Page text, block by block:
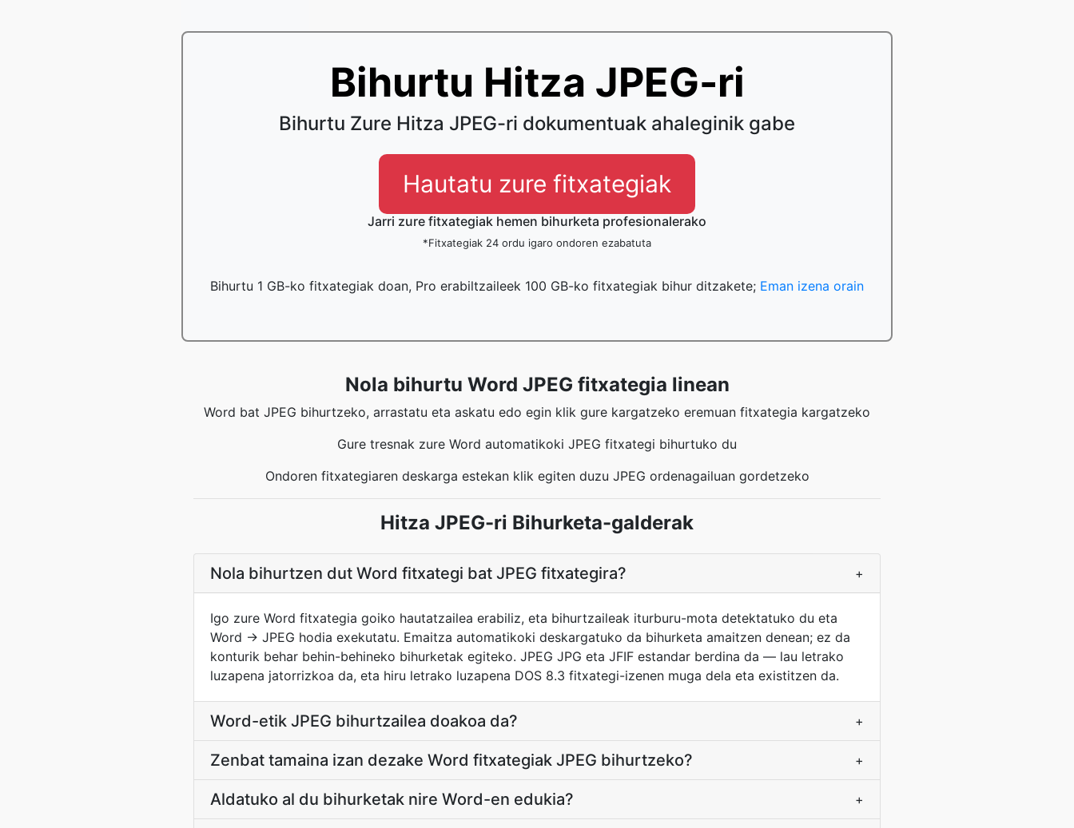
Bihurtu Hitza JPEG-ri
Bihurtu Zure Hitza JPEG-ri dokumentuak ahaleginik gabe
Hautatu zure fitxategiak
Jarri zure fitxategiak hemen bihurketa profesionalerako
*Fitxategiak 24 ordu igaro ondoren ezabatuta
Bihurtu 1 GB-ko fitxategiak doan, Pro erabiltzaileek 100 GB-ko fitxategiak bihur ditzakete; Eman izena orain
Nola bihurtu Word JPEG fitxategia linean
Word bat JPEG bihurtzeko, arrastatu eta askatu edo egin klik gure kargatzeko eremuan fitxategia kargatzeko
Gure tresnak zure Word automatikoki JPEG fitxategi bihurtuko du
Ondoren fitxategiaren deskarga estekan klik egiten duzu JPEG ordenagailuan gordetzeko
Hitza JPEG-ri Bihurketa-galderak
Nola bihurtzen dut Word fitxategi bat JPEG fitxategira? +
Igo zure Word fitxategia goiko hautatzailea erabiliz, eta bihurtzaileak iturburu-mota detektatuko du eta
Word → JPEG hodia exekutatu. Emaitza automatikoki deskargatuko da bihurketa amaitzen denean; ez da
konturik behar behin-behineko bihurketak egiteko. JPEG JPG eta JFIF estandar berdina da — lau letrako
luzapena jatorrizkoa da, eta hiru letrako luzapena DOS 8.3 fitxategi-izenen muga dela eta existitzen da.
Word-etik JPEG bihurtzailea doakoa da? +
Zenbat tamaina izan dezake Word fitxategiak JPEG bihurtzeko? +
Aldatuko al du bihurketak nire Word-en edukia? +